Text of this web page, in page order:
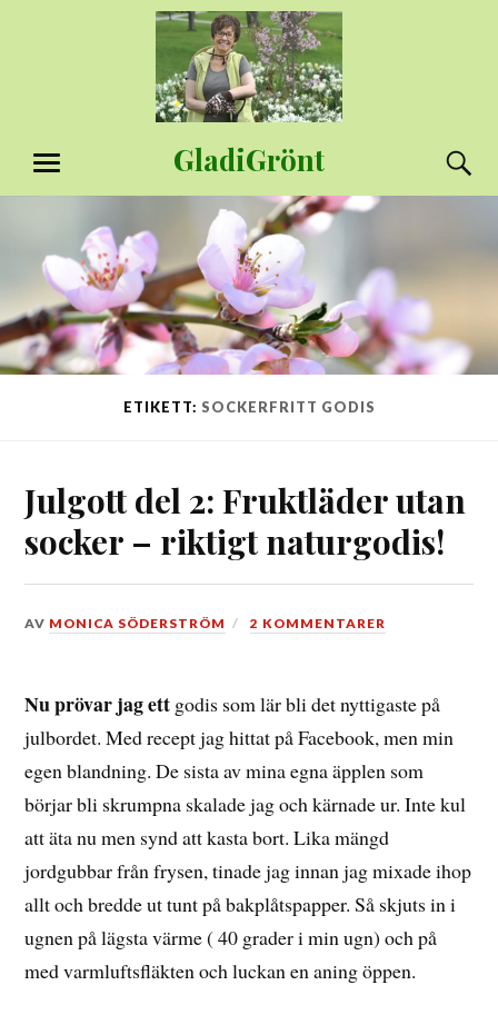
GladiGrönt
MENY
ETIKETT: SOCKERFRITT GODIS
Julgott del 2: Fruktläder utan
socker – riktigt naturgodis!
DEN
2015
AV MONICA SÖDERSTRÖM 2 KOMMENTARER
Nu prövar jag ett godis som lär bli det nyttigaste på
julbordet. Med recept jag hittat på Facebook, men min
egen blandning. De sista av mina egna äpplen som
börjar bli skrumpna skalade jag och kärnade ur. Inte kul
att äta nu men synd att kasta bort. Lika mängd
jordgubbar från frysen, tinade jag innan jag mixade ihop
allt och bredde ut tunt på bakplåtspapper. Så skjuts in i
ugnen på lägsta värme ( 40 grader i min ugn) och på
med varmluftsfläkten och luckan en aning öppen.